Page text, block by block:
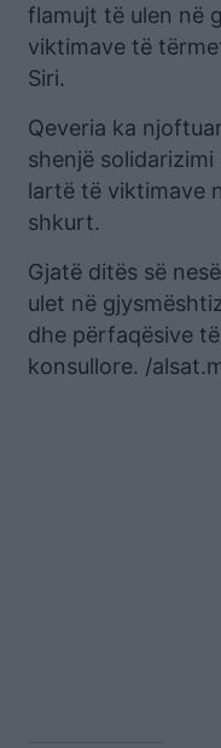
flamujt të ulen në
viktimave të
Siri.
Qeveria ka
shenjë
lartë të viktimave
shkurt.
Gjatë ditës së
ulet në
dhe përfaqësive
konsullore. /